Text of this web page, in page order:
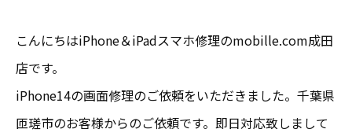
こんにちはiPhone＆iPadスマホ修理のmobille.com成田
店です。
iPhone14の画面修理のご依頼をいただきました。千葉県
匝瑳市のお客様からのご依頼です。即日対応致しまして